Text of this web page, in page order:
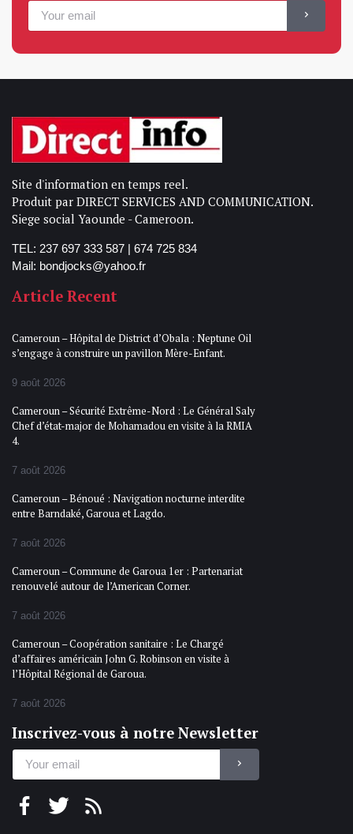
Site d'information en temps reel.
Produit par DIRECT SERVICES AND COMMUNICATION.
Siege social Yaounde - Cameroon.
TEL: 237 697 333 587 | 674 725 834
Mail: bondjocks@yahoo.fr
Article Recent
Cameroun – Hôpital de District d’Obala : Neptune Oil
s’engage à construire un pavillon Mère-Enfant.
9 août 2026
Cameroun – Sécurité Extrême-Nord : Le Général Saly
Chef d’état-major de Mohamadou en visite à la RMIA
4.
7 août 2026
Cameroun – Bénoué : Navigation nocturne interdite
entre Barndaké, Garoua et Lagdo.
7 août 2026
Cameroun – Commune de Garoua 1er : Partenariat
renouvelé autour de l’American Corner.
7 août 2026
Cameroun – Coopération sanitaire : Le Chargé
d’affaires américain John G. Robinson en visite à
l’Hôpital Régional de Garoua.
7 août 2026
Inscrivez-vous à notre Newsletter